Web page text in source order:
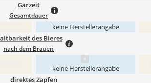
Gärzeit
Gesamtdauer
keine Herstellerangabe
des Bieres
nach dem Brauen
keine Herstellerangabe
direktes Zapfen